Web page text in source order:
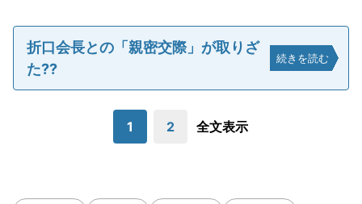
折口会長との「親密交際」が取りざ
た??
続きを読む
1 2 全文表示